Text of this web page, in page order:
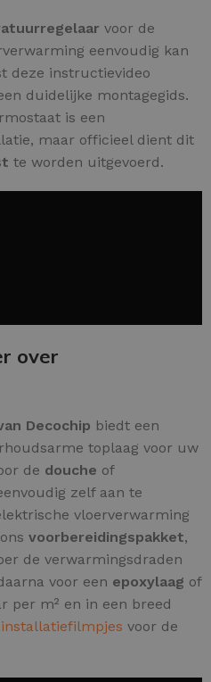
voor de
eenvoudig kan
deze instructievideo
duidelijke montagegids.
is een
maar officieel dient dit
te worden uitgevoerd.
over
Decochip biedt een
toplaag voor uw
de douche of
zelf aan te
vloerverwarming
voorbereidingspakket,
de verwarmingsdraden
voor een epoxylaag of
per m² en in een breed
installatiefilmpjes voor de